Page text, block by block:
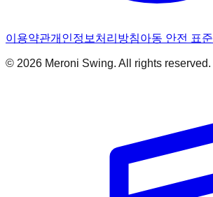
이용약관개인정보처리방침아동 안전 표준
© 2026 Meroni Swing. All rights reserved.